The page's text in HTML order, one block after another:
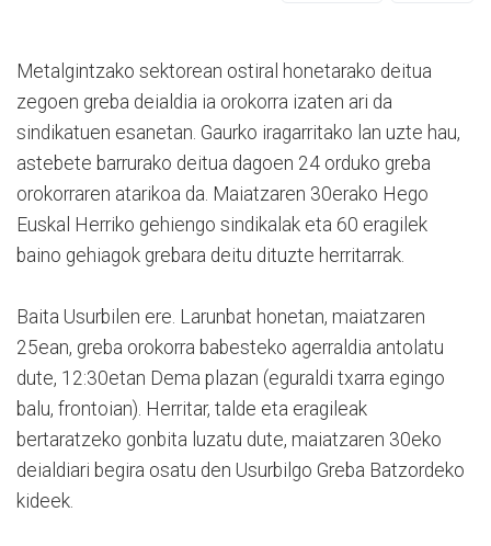
Metalgintzako sektorean ostiral honetarako deitua
zegoen greba deialdia ia orokorra izaten ari da
sindikatuen esanetan. Gaurko iragarritako lan uzte hau,
astebete barrurako deitua dagoen 24 orduko greba
orokorraren atarikoa da. Maiatzaren 30erako Hego
Euskal Herriko gehiengo sindikalak eta 60 eragilek
baino gehiagok grebara deitu dituzte herritarrak.
Baita Usurbilen ere. Larunbat honetan, maiatzaren
25ean, greba orokorra babesteko agerraldia antolatu
dute, 12:30etan Dema plazan (eguraldi txarra egingo
balu, frontoian). Herritar, talde eta eragileak
bertaratzeko gonbita luzatu dute, maiatzaren 30eko
deialdiari begira osatu den Usurbilgo Greba Batzordeko
kideek.